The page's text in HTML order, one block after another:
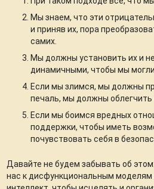
Мы знаем, что эти
и приняв их, пора
самих.
Мы должны установить их и
динамичными, чтобы мы могли
Если мы злимся, мы должны
печаль, мы должны
Если мы боимся вредных
поддержки, чтобы иметь
почувствовать себя в
Давайте не будем забывать об
нас к дисфункциональным